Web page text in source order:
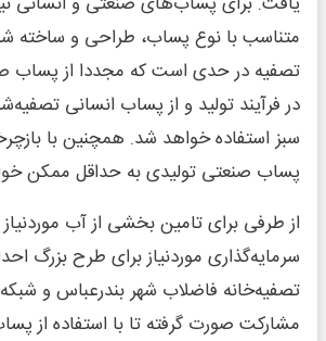
متناسب با نوع پساب، طراحی و ساخته
تصفیه در حدی است که مجددا از پساب
در فرآیند تولید و از پساب انسانی
سبز استفاده خواهد شد. همچنین با
پساب صنعتی تولیدی به حداقل ممکن
از طرفی برای تامین بخشی از آب
سرمایه‌گذاری موردنیاز برای طرح بزرگ
تصفیه‌‌خانه فاضلاب شهر بندرعباس و شبکه
مشارکت صورت گرفته تا با استفاده از